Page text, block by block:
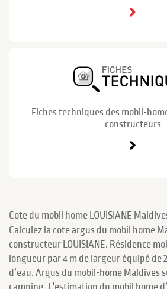
Fiches techniques des mobil-
constructeurs
Cote du mobil home LOUISIANE
Calculez la cote argus du mobil home
constructeur LOUISIANE. Résidence
longueur par 4 m de largeur équipé de
d’eau. Argus du mobil-home Maldives